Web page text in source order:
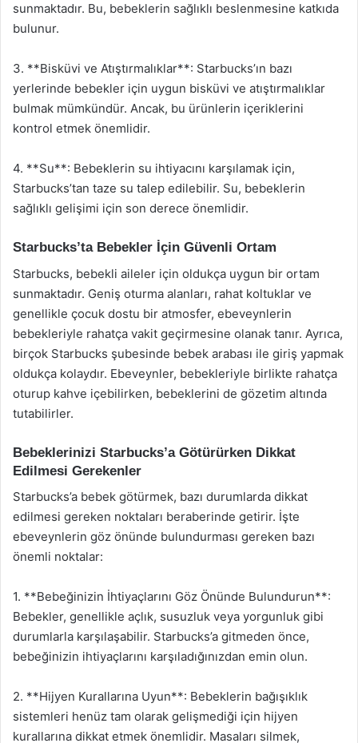
sunmaktadır. Bu, bebeklerin sağlıklı beslenmesine katkıda
bulunur.
3. **Bisküvi ve Atıştırmalıklar**: Starbucks’ın bazı
yerlerinde bebekler için uygun bisküvi ve atıştırmalıklar
bulmak mümkündür. Ancak, bu ürünlerin içeriklerini
kontrol etmek önemlidir.
4. **Su**: Bebeklerin su ihtiyacını karşılamak için,
Starbucks’tan taze su talep edilebilir. Su, bebeklerin
sağlıklı gelişimi için son derece önemlidir.
Starbucks’ta Bebekler İçin Güvenli Ortam
Starbucks, bebekli aileler için oldukça uygun bir ortam
sunmaktadır. Geniş oturma alanları, rahat koltuklar ve
genellikle çocuk dostu bir atmosfer, ebeveynlerin
bebekleriyle rahatça vakit geçirmesine olanak tanır. Ayrıca,
birçok Starbucks şubesinde bebek arabası ile giriş yapmak
oldukça kolaydır. Ebeveynler, bebekleriyle birlikte rahatça
oturup kahve içebilirken, bebeklerini de gözetim altında
tutabilirler.
Bebeklerinizi Starbucks’a Götürürken Dikkat
Edilmesi Gerekenler
Starbucks’a bebek götürmek, bazı durumlarda dikkat
edilmesi gereken noktaları beraberinde getirir. İşte
ebeveynlerin göz önünde bulundurması gereken bazı
önemli noktalar:
1. **Bebeğinizin İhtiyaçlarını Göz Önünde Bulundurun**:
Bebekler, genellikle açlık, susuzluk veya yorgunluk gibi
durumlarla karşılaşabilir. Starbucks’a gitmeden önce,
bebeğinizin ihtiyaçlarını karşıladığınızdan emin olun.
2. **Hijyen Kurallarına Uyun**: Bebeklerin bağışıklık
sistemleri henüz tam olarak gelişmediği için hijyen
kurallarına dikkat etmek önemlidir. Masaları silmek,